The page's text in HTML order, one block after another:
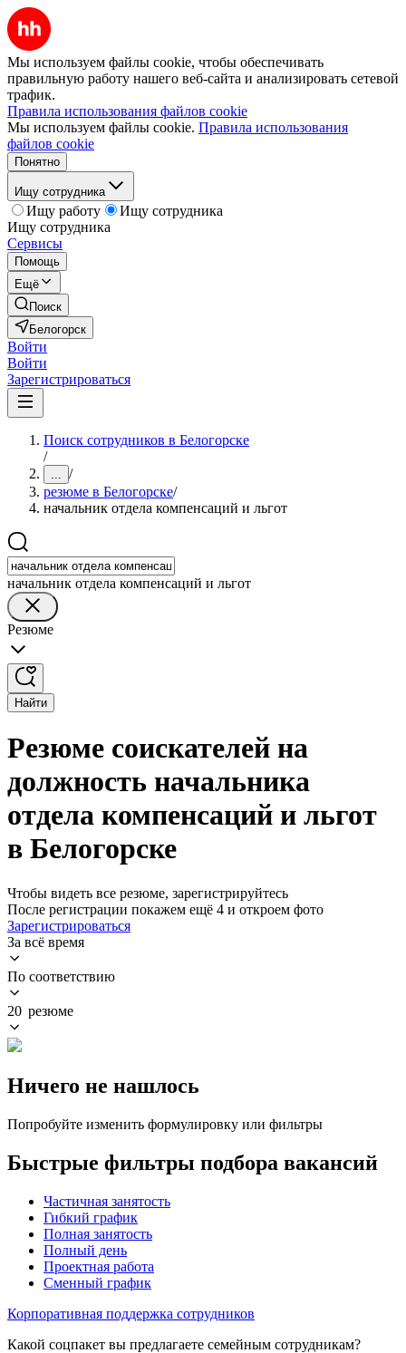
Мы используем файлы cookie, чтобы обеспечивать
правильную работу нашего веб-сайта и анализировать сетевой
трафик.
Правила использования файлов cookie
Мы используем файлы cookie. Правила использования
файлов cookie
Понятно
Ищу сотрудника
Ищу работу
Ищу сотрудника
Ищу сотрудника
Сервисы
Помощь
Ещё
Поиск
Белогорск
Войти
Войти
Зарегистрироваться
Поиск сотрудников в Белогорске
/
... /
резюме в Белогорске/
начальник отдела компенсаций и льгот
начальник отдела компенсаций и льгот
Резюме
Найти
Резюме соискателей на
должность начальника
отдела компенсаций и льгот
в Белогорске
Чтобы видеть все резюме, зарегистрируйтесь
После регистрации покажем ещё 4 и откроем фото
Зарегистрироваться
За всё время
По соответствию
20 резюме
Ничего не нашлось
Попробуйте изменить формулировку или фильтры
Быстрые фильтры подбора вакансий
Частичная занятость
Гибкий график
Полная занятость
Полный день
Проектная работа
Сменный график
Корпоративная поддержка сотрудников
Какой соцпакет вы предлагаете семейным сотрудникам?